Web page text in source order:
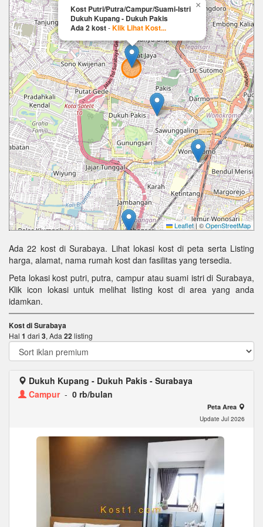
Kost Putri/Putra/Campur/Suami-Istri
Dukuh Kupang - Dukuh Pakis
Ada 2 kost-Klik Lihat Kost...
×
Leaflet | ©OpenStreetMap
Ada 22 kost di Surabaya. Lihat lokasi kost di peta serta Listing
harga, alamat, nama rumah kost dan fasilitas yang tersedia.
Peta lokasi kost putri, putra, campur atau suami istri di Surabaya,
Klik icon lokasi untuk melihat listing kost di area yang anda
idamkan.
Kost di Surabaya
Hal 1 dari 3, Ada 22listing
Dukuh Kupang - Dukuh Pakis - Surabaya
Campur- 0 rb/bulan
Peta Area
Update Jul 2026